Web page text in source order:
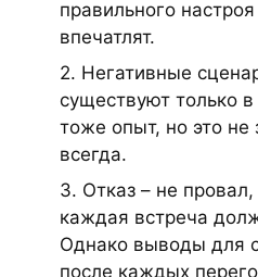
правильного
впечатлят.
2. Негативные
существуют только
тоже опыт, но это не
всегда.
3. Отказ – не
каждая встреча
Однако выводы для
после каждых